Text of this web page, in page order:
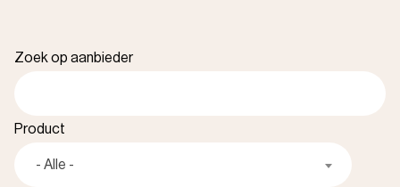
Zoek op aanbieder
Product
- Alle -